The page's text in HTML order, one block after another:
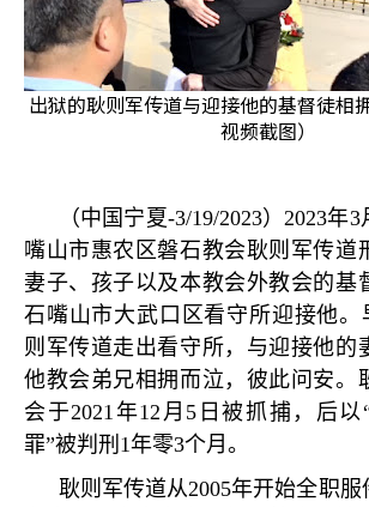
出狱的耿则军传道与迎接他的基督徒相
视频截图）
（中国宁夏-3/19/2023）2023年3
嘴山市惠农区磐石教会耿则军传道
妻子、孩子以及本教会外教会的基
石嘴山市大武口区看守所迎接他。
则军传道走出看守所，与迎接他的
他教会弟兄相拥而泣，彼此问安。
会于2021年12 月 5 日被抓捕，后以
罪”被判刑 1年零3个月。
耿则军传道从2005年开始全职服